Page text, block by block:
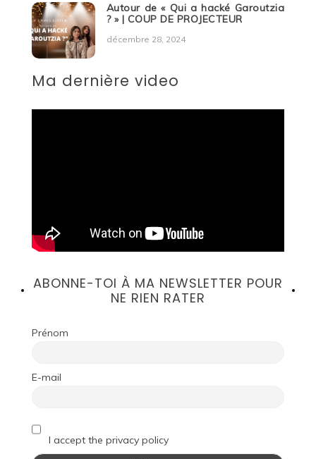
Autour de « Qui a hacké Garoutzia
? » | COUP DE PROJECTEUR
décembre 28, 2024
Ma dernière video
ABONNE-TOI À MA NEWSLETTER POUR
NE RIEN RATER
Prénom
E-mail
I accept the privacy policy